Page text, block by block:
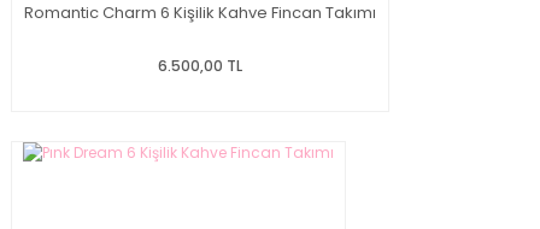
Romantic Charm 6 Kişilik Kahve Fincan Takımı
6.500,00 TL